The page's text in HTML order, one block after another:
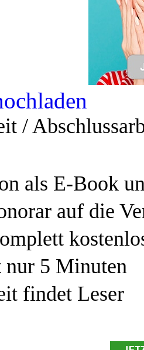
/
als E-Book
auf die
nur 5 Minuten
findet Leser